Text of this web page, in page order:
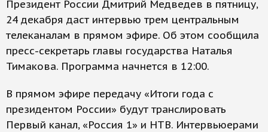
Президент России Дмитрий Медведев в пятницу,
24 декабря даст интервью трем центральным
телеканалам в прямом эфире. Об этом сообщила
пресс-секретарь главы государства Наталья
Тимакова. Программа начнется в 12:00.
В прямом эфире передачу «Итоги года с
президентом России» будут транслировать
Первый канал, «Россия 1» и НТВ. Интервьюерами